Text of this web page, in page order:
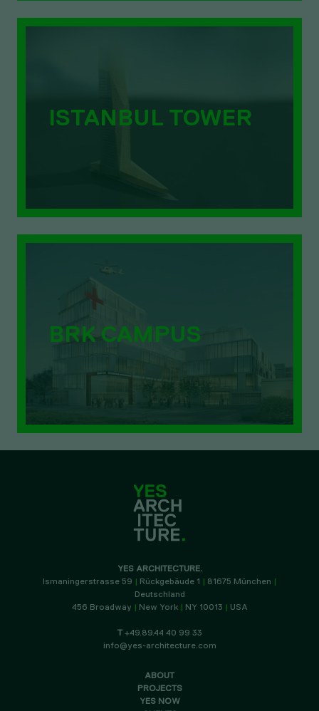
ISTANBUL TOWER
BRK CAMPUS
YES ARCHITECTURE.
Ismaningerstrasse 59 | Rückgebäude 1 | 81675 München |
Deutschland
456 Broadway | New York | NY 10013 | USA
T+49.89.44 40 99 33
info@yes-architecture.com
ABOUT
PROJECTS
YES NOW